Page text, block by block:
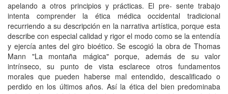
apelando a otros principios y prácticas. El pre- sente trabajo
intenta comprender la ética médica occidental tradicional
recurriendo a su descripción en la narrativa artística, porque esta
describe con especial calidad y rigor el modo como se la entendía
y ejercía antes del giro bioético. Se escogió la obra de Thomas
Mann "La montaña mágica" porque, además de su valor
intrínseco, su punto de vista esclarece otros fundamentos
morales que pueden haberse mal entendido, descalificado o
perdido en los últimos años. Así la ética del bien predominaba